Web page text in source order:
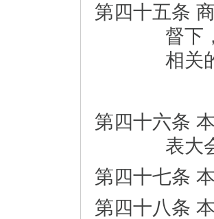
第四十五条
督下
相关
第四十六条
表大
第四十七条
第四十八条